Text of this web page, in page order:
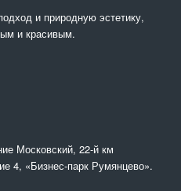
и природную эстетику,
и красивым.
Московский, 22-й км
4, «Бизнес-парк Румянцево».